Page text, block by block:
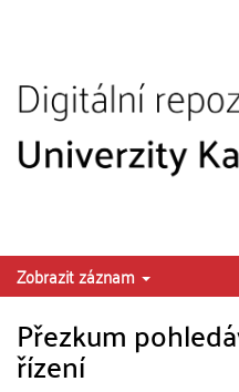
Zobrazit záznam
Přezkum
řízení